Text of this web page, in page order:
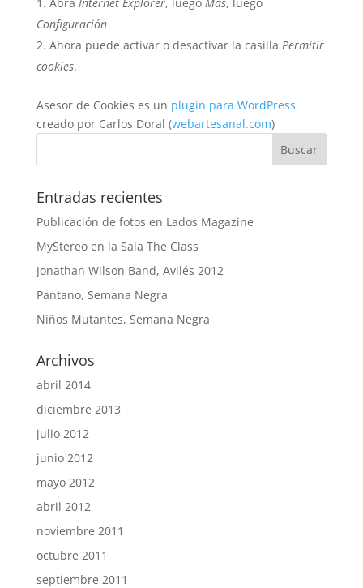
Configuración
Ahora puede activar o desactivar la casilla Permitir
cookies.
Asesor de Cookies es un plugin para WordPress
creado por Carlos Doral (webartesanal.com)
Entradas recientes
Publicación de fotos en Lados Magazine
MyStereo en la Sala The Class
Jonathan Wilson Band, Avilés 2012
Pantano, Semana Negra
Niños Mutantes, Semana Negra
Archivos
abril 2014
diciembre 2013
julio 2012
junio 2012
mayo 2012
abril 2012
noviembre 2011
octubre 2011
septiembre 2011